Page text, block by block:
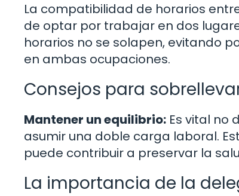
La compatibilidad de horarios
de optar por trabajar en dos
horarios no se solapen, evitando
en ambas ocupaciones.
Consejos para
Mantener un equilibrio: Es vital no
asumir una doble carga laboral.
puede contribuir a preservar la
La importancia de la